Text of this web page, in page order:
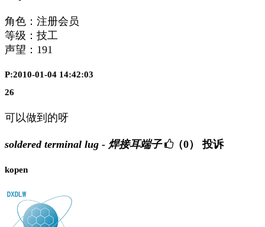
角色：注册会员
等级：技工
声望： 191
P:2010-01-04 14:42:03
26
可以做到的呀
soldered terminal lug - 焊接耳端子 （0） 投诉
kopen